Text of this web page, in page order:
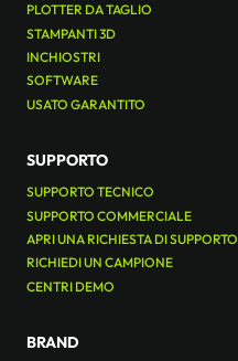
PLOTTER DA TAGLIO
STAMPANTI 3D
INCHIOSTRI
SOFTWARE
USATO GARANTITO
SUPPORTO
SUPPORTO TECNICO
SUPPORTO COMMERCIALE
APRI UNA RICHIESTA DI SUPPORTO
RICHIEDI UN CAMPIONE
CENTRI DEMO
BRAND